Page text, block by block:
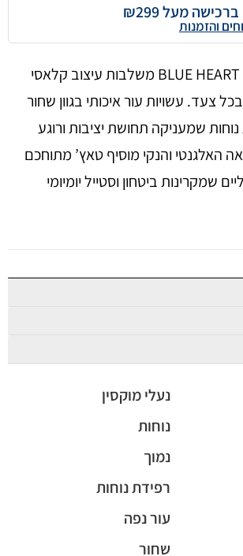
מעל ₪299
והזמנות
נעלי המוקסין של BLUE HEART משלבות עיצוב קלאסי
צעד. עשויות עור איכותי בגוון שחור
שמעניקה תחושת יציבות ורוגע
האלגנטי והנקי מוסיף טאץ’ מתוחכם
שמקרינות ביטחון וסטייל יומיומי
נעלי מוקסין
נוחות
נמוך
רפידת נוחות
עור נפה
שחור